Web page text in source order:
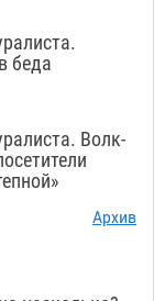
беда
Волк-
Архив